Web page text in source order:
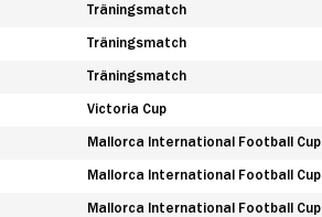
Träningsmatch
Träningsmatch
Träningsmatch
Victoria Cup
Mallorca International Football Cup
Mallorca International Football Cup
Mallorca International Football Cup